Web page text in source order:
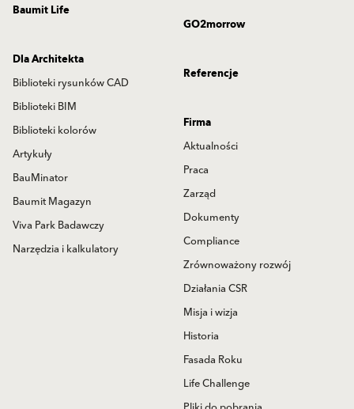
Baumit Life
GO2morrow
Dla Architekta
Biblioteki rysunków CAD
Biblioteki BIM
Biblioteki kolorów
Artykuły
BauMinator
Baumit Magazyn
Viva Park Badawczy
Narzędzia i kalkulatory
Referencje
Firma
Aktualności
Praca
Zarząd
Dokumenty
Compliance
Zrównoważony rozwój
Działania CSR
Misja i wizja
Historia
Fasada Roku
Life Challenge